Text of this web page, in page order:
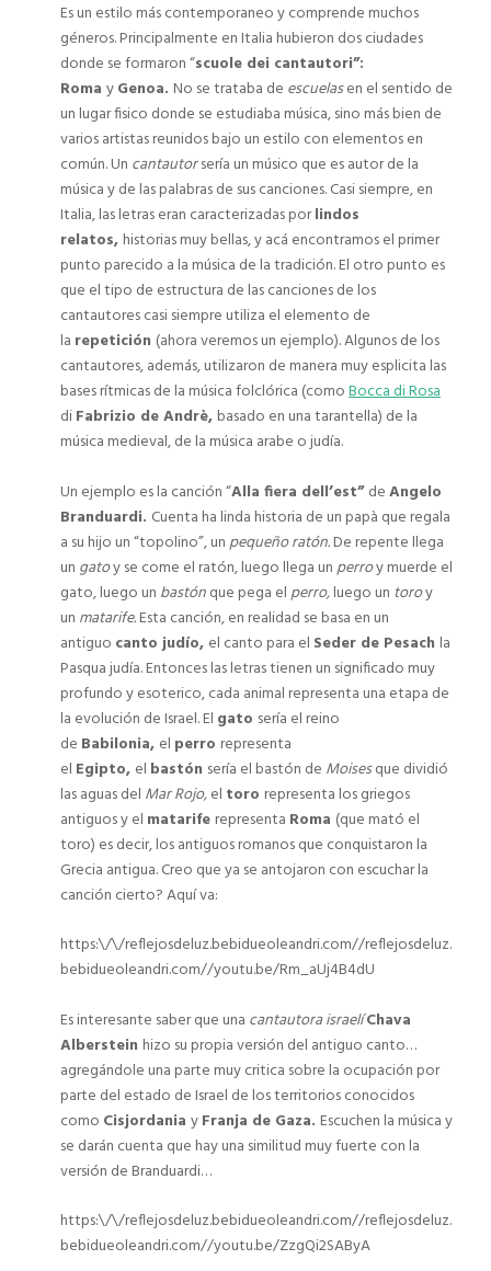
Es un estilo más contemporaneo y comprende muchos
géneros. Principalmente en Italia hubieron dos ciudades
donde se formaron “scuole dei cantautori”:
Roma yGenoa. No se trataba de escuelasen el sentido de
un lugar fisico donde se estudiaba música, sino más bien de
varios artistas reunidos bajo un estilo con elementos en
común. Un cantautorsería un músico que es autor de la
música y de las palabras de sus canciones. Casi siempre, en
Italia, las letras eran caracterizadas porlindos
relatos,historias muy bellas, y acá encontramos el primer
punto parecido a la música de la tradición. El otro punto es
que el tipo de estructura de las canciones de los
cantautores casi siempre utiliza el elemento de
la repetición (ahora veremos un ejemplo). Algunos de los
cantautores, además, utilizaron de manera muy esplicita las
bases rítmicas de la música folclórica (comoBocca di Rosa
diFabrizio de Andrè,basado en una tarantella) de la
música medieval, de la música arabe o judía.
Un ejemplo es la canción “Alla fiera dell’est”deAngelo
Branduardi. Cuenta ha linda historia de un papà que regala
a su hijo un “topolino”, unpequeño ratón.De repente llega
un gatoy se come el ratón, luego llega unperroy muerde el
gato, luego un bastónque pega elperro,luego un toroy
un matarife.Esta canción, en realidad se basa en un
antiguo canto judío, el canto para el Seder de Pesach la
Pasqua judía. Entonces las letras tienen un significado muy
profundo y esoterico, cada animal representa una etapa de
la evolución de Israel. El gato sería el reino
de Babilonia, el perro representa
el Egipto, el bastón sería el bastón de Moisesque dividió
las aguas del Mar Rojo,el toro representa los griegos
antiguos y el matariferepresenta Roma (que mató el
toro) es decir, los antiguos romanos que conquistaron la
Grecia antigua. Creo que ya se antojaron con escuchar la
canción cierto? Aquí va:
https:\/\/reflejosdeluz.bebidueoleandri.com//reflejosdeluz.
bebidueoleandri.com//youtu.be/Rm_aUj4B4dU
Es interesante saber que una cantautora israelíChava
Alberstein hizo su propia versión del antiguo canto…
agregándole una parte muy critica sobre la ocupación por
parte del estado de Israel de los territorios conocidos
como Cisjordania yFranja de Gaza. Escuchen la música y
se darán cuenta que hay una similitud muy fuerte con la
versión de Branduardi…
https:\/\/reflejosdeluz.bebidueoleandri.com//reflejosdeluz.
bebidueoleandri.com//youtu.be/ZzgQi2SAByA